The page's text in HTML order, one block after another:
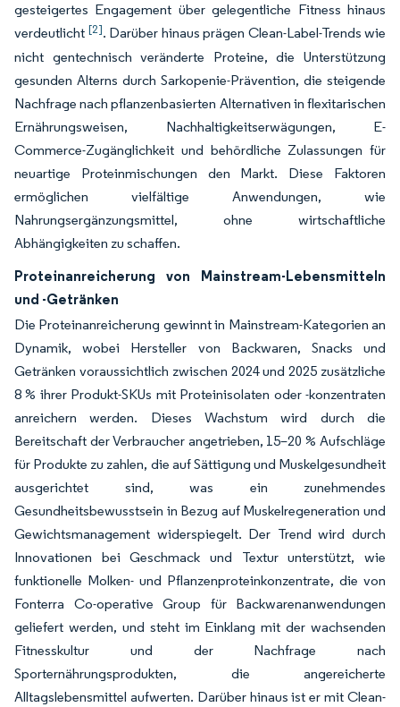
gesteigertes Engagement über gelegentliche Fitness hinaus
verdeutlicht [2]. Darüber hinaus prägen Clean-Label-Trends wie
nicht gentechnisch veränderte Proteine, die Unterstützung
gesunden Alterns durch Sarkopenie-Prävention, die steigende
Nachfrage nach pflanzenbasierten Alternativen in flexitarischen
Ernährungsweisen, Nachhaltigkeitserwägungen, E-
Commerce-Zugänglichkeit und behördliche Zulassungen für
neuartige Proteinmischungen den Markt. Diese Faktoren
ermöglichen vielfältige Anwendungen, wie
Nahrungsergänzungsmittel, ohne wirtschaftliche
Abhängigkeiten zu schaffen.
Proteinanreicherung von Mainstream-Lebensmitteln
und -Getränken
Die Proteinanreicherung gewinnt in Mainstream-Kategorien an
Dynamik, wobei Hersteller von Backwaren, Snacks und
Getränken voraussichtlich zwischen 2024 und 2025 zusätzliche
8 % ihrer Produkt-SKUs mit Proteinisolaten oder -konzentraten
anreichern werden. Dieses Wachstum wird durch die
Bereitschaft der Verbraucher angetrieben, 15–20 % Aufschläge
für Produkte zu zahlen, die auf Sättigung und Muskelgesundheit
ausgerichtet sind, was ein zunehmendes
Gesundheitsbewusstsein in Bezug auf Muskelregeneration und
Gewichtsmanagement widerspiegelt. Der Trend wird durch
Innovationen bei Geschmack und Textur unterstützt, wie
funktionelle Molken- und Pflanzenproteinkonzentrate, die von
Fonterra Co-operative Group für Backwarenanwendungen
geliefert werden, und steht im Einklang mit der wachsenden
Fitnesskultur und der Nachfrage nach
Sporternährungsprodukten, die angereicherte
Alltagslebensmittel aufwerten. Darüber hinaus ist er mit Clean-